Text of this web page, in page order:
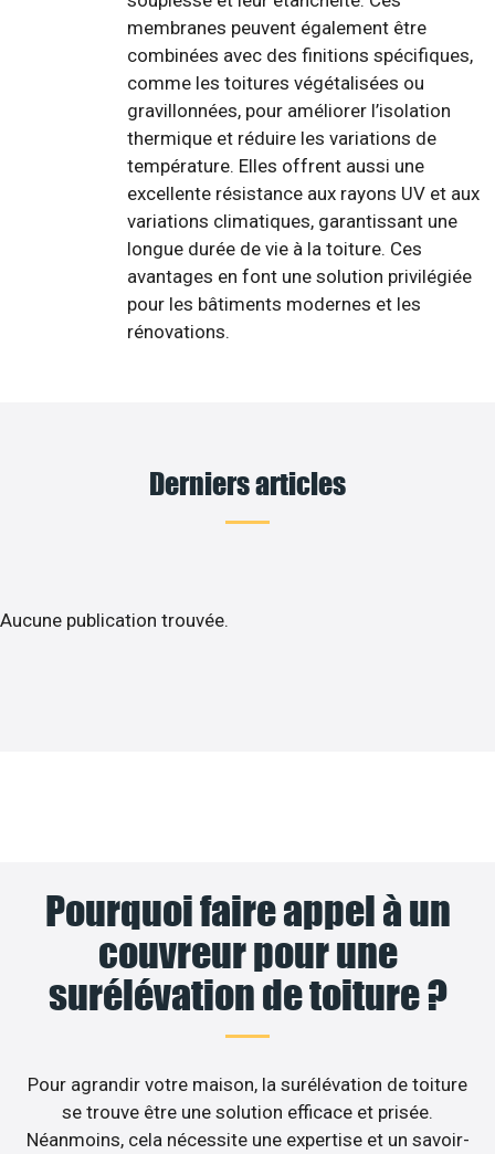
membranes peuvent également être
combinées avec des finitions spécifiques,
comme les toitures végétalisées ou
gravillonnées, pour améliorer l’isolation
thermique et réduire les variations de
température. Elles offrent aussi une
excellente résistance aux rayons UV et aux
variations climatiques, garantissant une
longue durée de vie à la toiture. Ces
avantages en font une solution privilégiée
pour les bâtiments modernes et les
rénovations.
Derniers articles
Aucune publication trouvée.
Pourquoi faire appel à un
couvreur pour une
surélévation de toiture ?
Pour agrandir votre maison, la surélévation de toiture
se trouve être une solution efficace et prisée.
Néanmoins, cela nécessite une expertise et un savoir-